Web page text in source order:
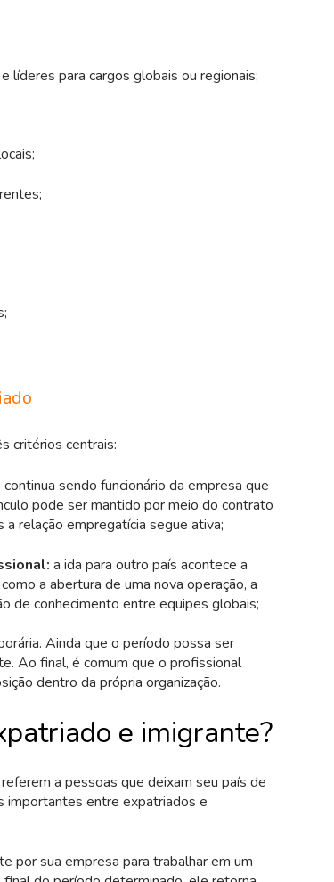
líderes para cargos globais ou regionais;
critérios centrais:
sendo funcionário da empresa que
pode ser mantido por meio do contrato
relação empregatícia segue ativa;
a ida para outro país acontece a
a abertura de uma nova operação, a
de conhecimento entre equipes globais;
Ainda que o período possa ser
Ao final, é comum que o profissional
dentro da própria organização.
e imigrante?
a pessoas que deixam seu país de
importantes entre expatriados e
por sua empresa para trabalhar em um